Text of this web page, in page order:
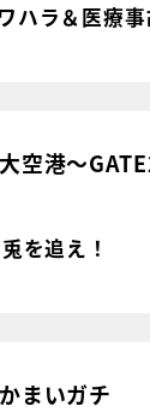
ハラ＆医療
大空港～
を追え！
かまいガチ